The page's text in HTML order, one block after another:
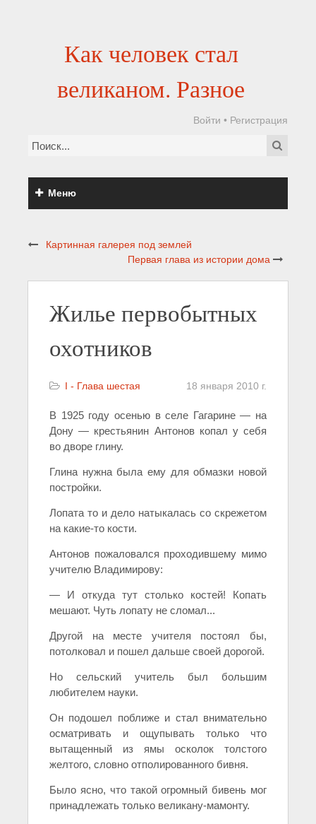
Как человек стал
великаном. Разное
Войти • Регистрация
Меню
Картинная галерея под землей
Первая глава из истории дома
Жилье первобытных
охотников
I - Глава шестая 18 января 2010 г.
В 1925 году осенью в селе Гагарине — на
Дону — крестьянин Антонов копал у себя
во дворе глину.
Глина нужна была ему для обмазки новой
постройки.
Лопата то и дело натыкалась со скрежетом
на какие-то кости.
Антонов пожаловался проходившему мимо
учителю Владимирову:
— И откуда тут столько костей! Копать
мешают. Чуть лопату не сломал...
Другой на месте учителя постоял бы,
потолковал и пошел дальше своей дорогой.
Но сельский учитель был большим
любителем науки.
Он подошел поближе и стал внимательно
осматривать и ощупывать только что
вытащенный из ямы осколок толстого
желтого, словно отполированного бивня.
Было ясно, что такой огромный бивень мог
принадлежать только великану-мамонту.